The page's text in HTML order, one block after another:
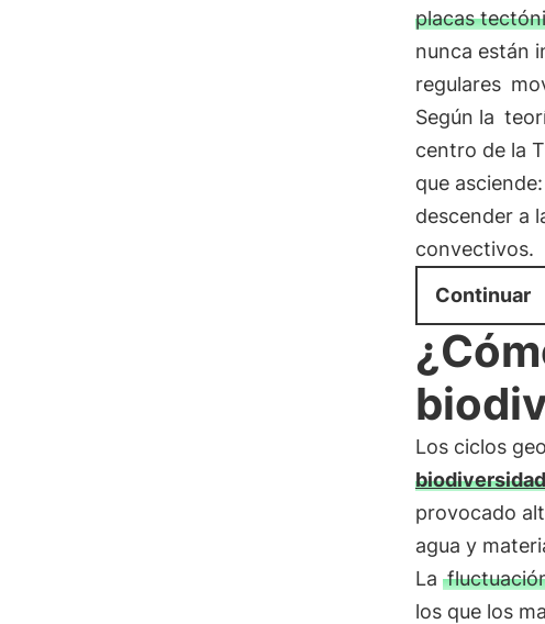
placas
nunca están
regulares
Según la
centro de la
que
descender a
convectivos.
Continuar
Los ciclos
biodiversidad
provocado
agua y
La
los que los